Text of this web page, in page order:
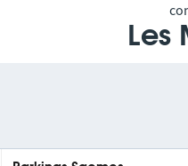
Les